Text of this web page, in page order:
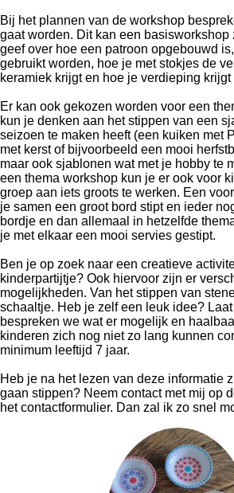
Bij het plannen van de workshop
gaat worden. Dit kan een
geef over hoe een patroon opgebouwd
gebruikt worden, hoe je met stokjes de
keramiek krijgt en hoe je verdieping krijgt
Er kan ook gekozen worden voor een
kun je denken aan het stippen van een
seizoen te maken heeft (een kuiken met
met kerst of bijvoorbeeld een mooi
maar ook sjablonen wat met je hobby te
een thema workshop kun je er ook voor
groep aan iets groots te werken. Een
je samen een groot bord stipt en ieder
bordje en dan allemaal in hetzelfde
je met elkaar een mooi servies gestipt.
Ben je op zoek naar een creatieve
kinderpartijtje? Ook hiervoor zijn er
mogelijkheden. Van het stippen van
schaaltje. Heb je zelf een leuk idee?
bespreken we wat er mogelijk en
kinderen zich nog niet zo lang kunnen
minimum leeftijd 7 jaar.
Heb je na het lezen van deze informatie
gaan stippen? Neem contact met mij op
het contactformulier. Dan zal ik zo snel